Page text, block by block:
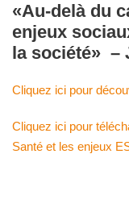
«Au-delà du
enjeux
la société» –
Cliquez ici pour
Cliquez ici pour
Santé et les enjeux